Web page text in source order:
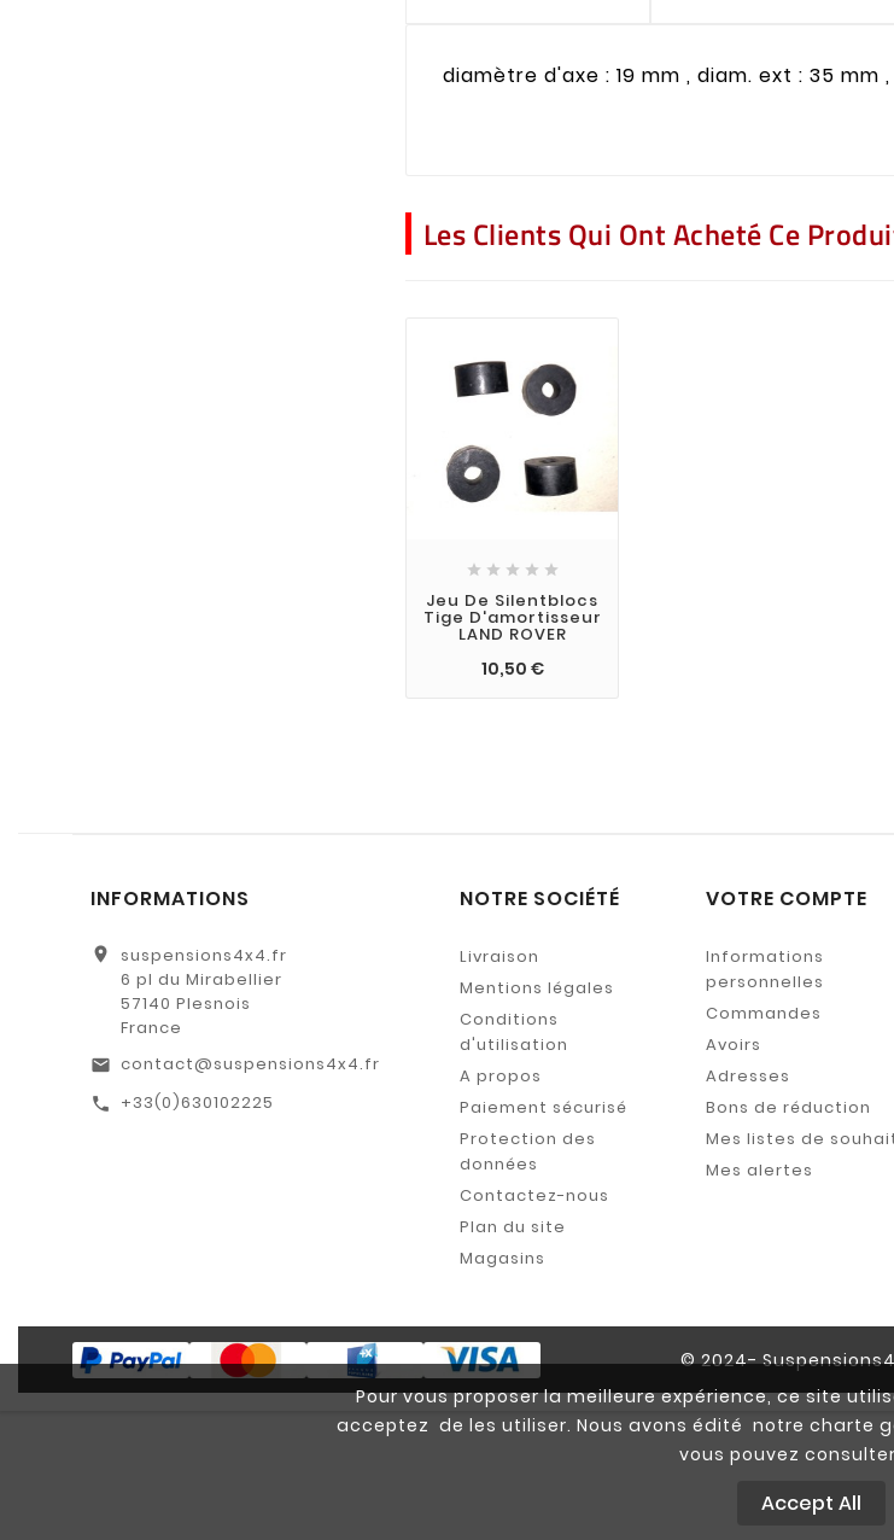
Pour vous proposer la meilleure expérience, ce site
acceptez de les utiliser. Nous avons édité notre charte
vous pouvez
Accept All
diamètre d'axe : 19 mm , diam. ext : 35 mm
Les Clients Qui Ont Acheté Ce
    
Jeu De Silentblocs
Tige D'amortisseur
LAND ROVER
10,50 €
INFORMATIONS
location_on
suspensions4x4.fr
6 pl du Mirabellier
57140 Plesnois
France
email contact@suspensions4x4.fr
call +33(0)630102225
NOTRE SOCIÉTÉ
Livraison
Mentions légales
Conditions
d'utilisation
A propos
Paiement sécurisé
Protection des
données
Contactez-nous
Plan du site
Magasins
VOTRE COMPTE
Informations
personnelles
Commandes
Avoirs
Adresses
Bons de réduction
Mes listes de
Mes alertes
© 2024-